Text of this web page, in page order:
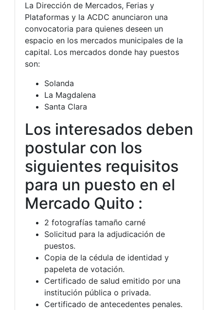
La Dirección de Mercados, Ferias y
Plataformas y la ACDC anunciaron una
convocatoria para quienes deseen un
espacio en los mercados municipales de la
capital. Los mercados donde hay puestos
son:
Solanda
La Magdalena
Santa Clara
Los interesados deben
postular con los
siguientes requisitos
para un puesto en el
Mercado Quito :
2 fotografías tamaño carné
Solicitud para la adjudicación de
puestos.
Copia de la cédula de identidad y
papeleta de votación.
Certificado de salud emitido por una
institución pública o privada.
Certificado de antecedentes penales.